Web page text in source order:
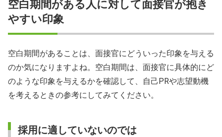
空白期間がある人に対して面接官が抱き
やすい印象
空白期間があることは、面接官にどういった印象を与える
のか気になりますよね。空白期間は、面接官に具体的にど
のような印象を与えるかを確認して、自己PRや志望動機
を考えるときの参考にしてみてください。
採用に適していないのでは